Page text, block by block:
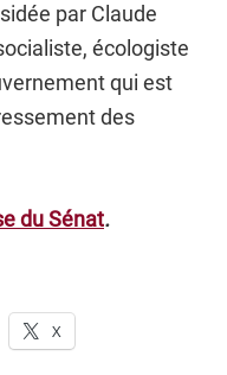
par Claude
écologiste
qui est
des
du Sénat.
X